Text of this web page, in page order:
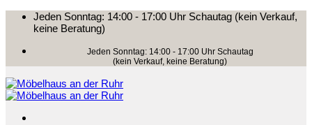
Zum
Jeden Sonntag: 14:00 - 17:00 Uhr Schautag (kein Verkauf,
keine Beratung)
Jeden Sonntag: 14:00 - 17:00 Uhr Schautag
(kein Verkauf, keine Beratung)